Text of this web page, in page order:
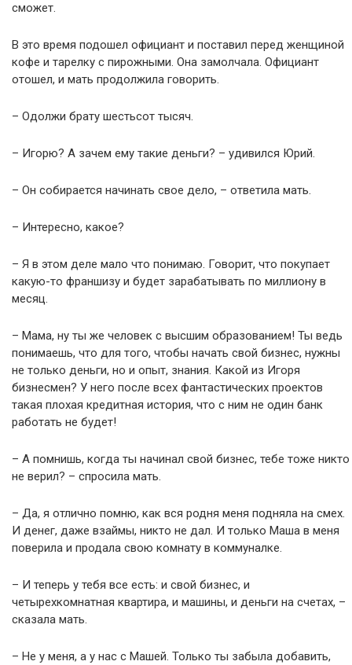
сможет.
В это время подошел официант и поставил перед женщиной
кофе и тарелку с пирожными. Она замолчала. Официант
отошел, и мать продолжила говорить.
– Одолжи брату шестьсот тысяч.
– Игорю? А зачем ему такие деньги? – удивился Юрий.
– Он собирается начинать свое дело, – ответила мать.
– Интересно, какое?
– Я в этом деле мало что понимаю. Говорит, что покупает
какую-то франшизу и будет зарабатывать по миллиону в
месяц.
– Мама, ну ты же человек с высшим образованием! Ты ведь
понимаешь, что для того, чтобы начать свой бизнес, нужны
не только деньги, но и опыт, знания. Какой из Игоря
бизнесмен? У него после всех фантастических проектов
такая плохая кредитная история, что с ним не один банк
работать не будет!
– А помнишь, когда ты начинал свой бизнес, тебе тоже никто
не верил? – спросила мать.
– Да, я отлично помню, как вся родня меня подняла на смех.
И денег, даже взаймы, никто не дал. И только Маша в меня
поверила и продала свою комнату в коммуналке.
– И теперь у тебя все есть: и свой бизнес, и
четырехкомнатная квартира, и машины, и деньги на счетах, –
сказала мать.
– Не у меня, а у нас с Машей. Только ты забыла добавить,